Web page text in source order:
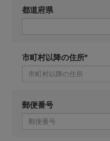
都道府県
市町村以降の住所*
郵便番号